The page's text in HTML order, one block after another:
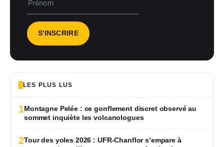
LES PLUS LUS
1Montagne Pelée : ce gonflement discret observé au
sommet inquiète les volcanologues
2Tour des yoles 2026 : UFR-Chanflor s’empare à